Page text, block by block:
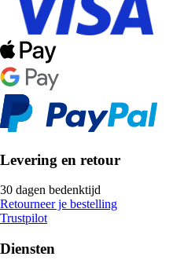
Levering en retour
30 dagen bedenktijd
Retourneer je bestelling
Trustpilot
Diensten